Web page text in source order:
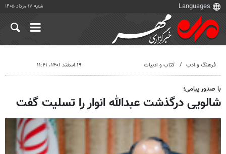
شنبه ۱۷ مرداد ۱۴۰۵
فرهنگ و ادب کتاب و ادبیات ۱۹ اسفند ۱۴۰۱، ۱۱:۴۱
با صدور پیامی؛
شالویی درگذشت عبدالله انوار را تسلیت گفت